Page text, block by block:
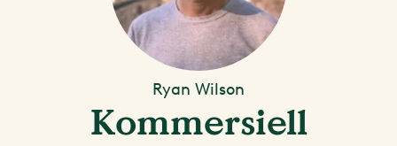
Ryan Wilson
Kommersiell